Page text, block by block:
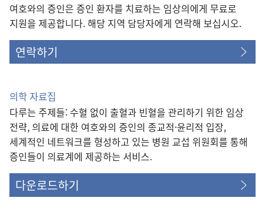
여호와의 증인은 증인 환자를 치료하는 임상의에게 무료로
지원을 제공합니다. 해당 지역 담당자에게 연락해 보십시오.
연락하기
의학 자료집
다루는 주제들: 수혈 없이 출혈과 빈혈을 관리하기 위한 임상
전략, 의료에 대한 여호와의 증인의 종교적·윤리적 입장,
세계적인 네트워크를 형성하고 있는 병원 교섭 위원회를 통해
증인들이 의료계에 제공하는 서비스.
다운로드하기